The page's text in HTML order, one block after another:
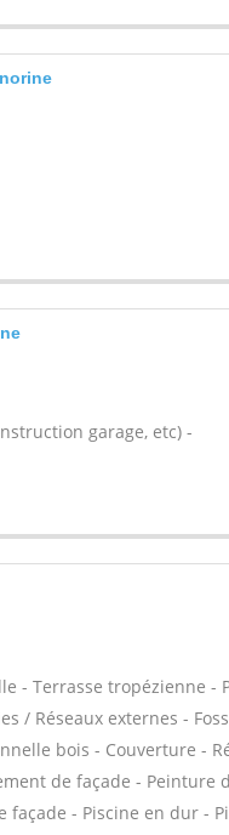
garage, etc) -
- Terrasse tropézienne -
/ Réseaux externes -
bois - Couverture -
de façade - Peinture
façade - Piscine en dur -